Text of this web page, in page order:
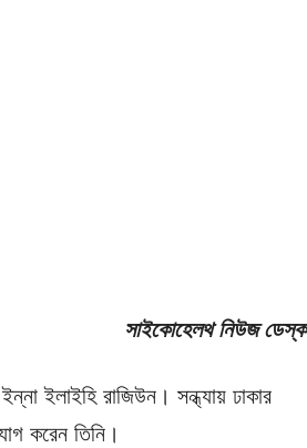
সাইকোহেলথ নিউজ ডেস্ক
ইলাইহি রাজিউন। সন্ধ্যায় ঢাকার
করেন তিনি।